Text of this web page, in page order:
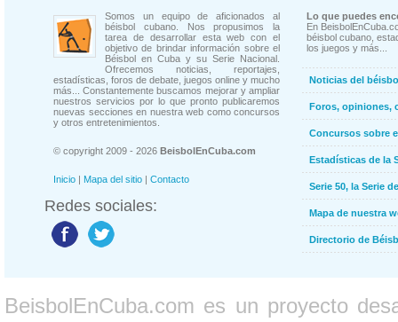
Somos un equipo de aficionados al
béisbol cubano. Nos propusimos la
tarea de desarrollar esta web con el
objetivo de brindar información sobre el
Béisbol en Cuba y su Serie Nacional.
Ofrecemos noticias, reportajes,
estadísticas, foros de debate, juegos online y mucho
más... Constantemente buscamos mejorar y ampliar
nuestros servicios por lo que pronto publicaremos
nuevas secciones en nuestra web como concursos
y otros entretenimientos.
© copyright 2009 - 2026 BeisbolEnCuba.com
Inicio | Mapa del sitio | Contacto
Redes sociales:
Lo que puedes
En
béisbol cubano,
los juegos y más...
Noticias del
Foros, opiniones,
Concursos sobre
Estadísticas de la
Serie 50, la Serie
Mapa de nuestra
Directorio de
BeisbolEnCuba.com es un proyecto